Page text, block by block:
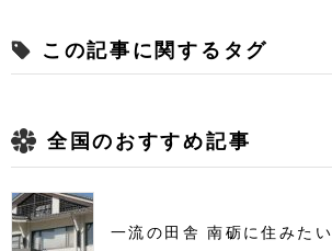
この記事に関するタグ
全国のおすすめ記事
一流の田舎 南砺に住みたい